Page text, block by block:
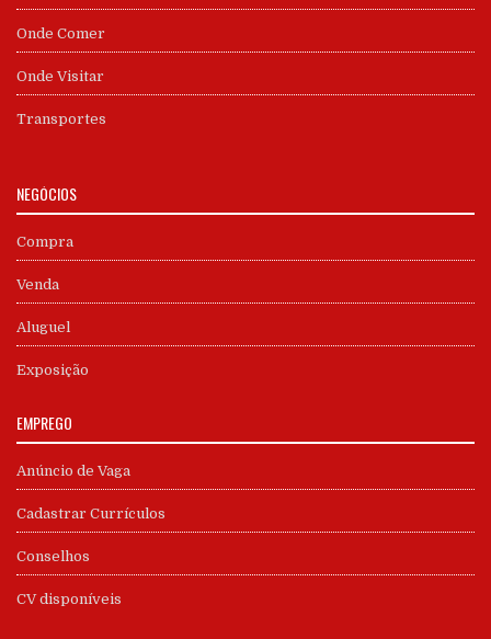
Onde Comer
Onde Visitar
Transportes
NEGÓCIOS
Compra
Venda
Aluguel
Exposição
EMPREGO
Anúncio de Vaga
Cadastrar Currículos
Conselhos
CV disponíveis